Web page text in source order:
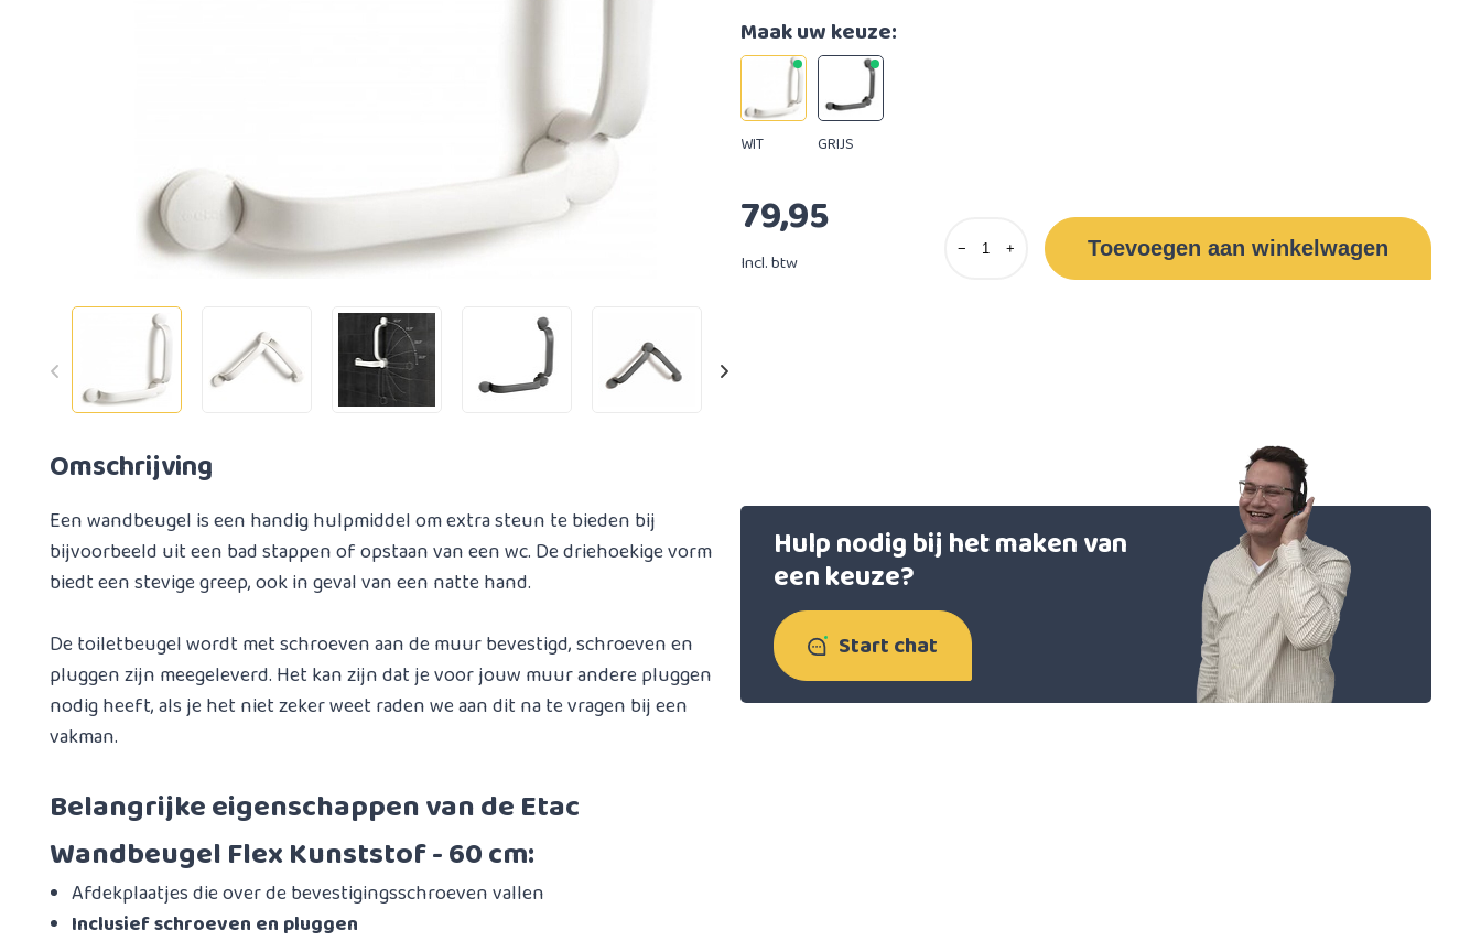
Maak uw keuze:
WIT GRIJS
79,95
Incl. btw
− + Toevoegen aan winkelwagen
Omschrijving
Een wandbeugel is een handig hulpmiddel om extra steun te bieden bij
bijvoorbeeld uit een bad stappen of opstaan van een wc. De driehoekige vorm
biedt een stevige greep, ook in geval van een natte hand.
De toiletbeugel wordt met schroeven aan de muur bevestigd, schroeven en
pluggen zijn meegeleverd. Het kan zijn dat je voor jouw muur andere pluggen
nodig heeft, als je het niet zeker weet raden we aan dit na te vragen bij een
vakman.
Belangrijke eigenschappen van de Etac
Wandbeugel Flex Kunststof - 60 cm:
Afdekplaatjes die over de bevestigingsschroeven vallen
Inclusief schroeven en pluggen
Hulp nodig bij het maken van
een keuze?
Start chat